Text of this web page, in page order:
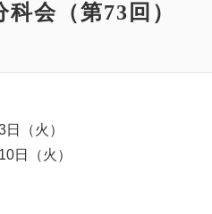
会（第73回）
日
（火）
日
（火）